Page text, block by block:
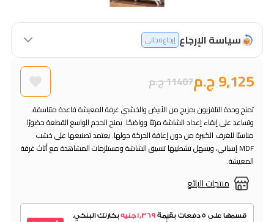
سياسة الإرجاع إرجاع مجاني
9,125 ج.م 11407 ج.م
منتجات البائع
تمنح وحدة التلفزيون بمزيج من الأبيض والخشبي غرفة المعيشة قاعدة متناسقة،
وتساعد على إبقاء إعداد الشاشة مرتبًا وواضحًا. يمنح الحجم الواسع القطعة حضورًا
مناسبًا للغرف الكبيرة من دون إعاقة الحركة حولها. يعتمد تصنيعها على خشب
MDF إسباني، ويسهل تشطيبها تنسيق الشاشة ومستلزمات المشاهدة مع أثاث غرفة
المعيشة.